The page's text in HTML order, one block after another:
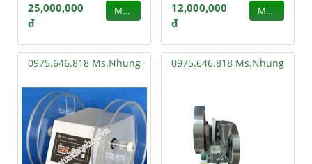
25,000,000
đ
MUA
12,000,000
đ
MUA
0975.646.818 Ms.Nhung 0975.646.818 Ms.Nhung